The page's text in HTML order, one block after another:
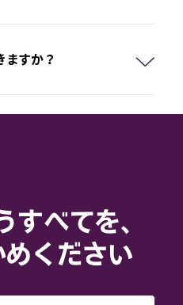
ますか？
べてを、
ください